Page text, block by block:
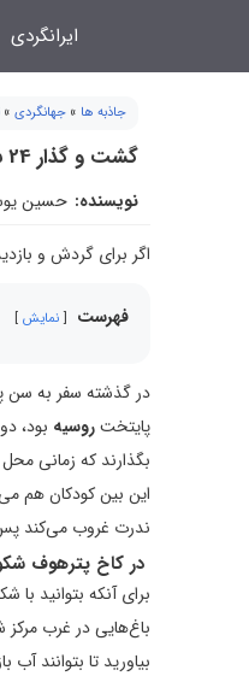
ایرانگردی
جاذبه ها » جهانگردی »
گشت و گذار 24 ساعته در سن پترزبورگ روسیه
نویسنده: حسین
اگر برای گردش و
فهرست نمایش
در گذشته سفر به سن
پایتختروسیه بود،
این بین کودکان هم
ندرت غروب می‌کند پس
در کاخ پترهوف
برای آنکه بتوانید
باغ‌هایی در غرب مرکز
بیاورید تا بتوانند